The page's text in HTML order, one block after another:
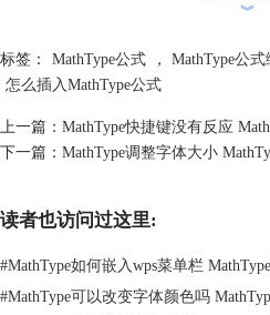
1、打开Microsoft Word文档，我们会在
告，提示宏已被禁用，这种情况下需要
工具栏就会处于正常模式。
2、然后点击【内联】按钮，打开
图中的符号面板、模板面板、小符号栏
︾
标签： MathType公式 ， MathType公
怎么插入MathType公式
上一篇： MathType快捷键没有反应
下一篇： MathType调整字体大小
读者也访问过这里:
#MathType如何嵌入wps菜单栏
#MathType可以改变字体颜色吗